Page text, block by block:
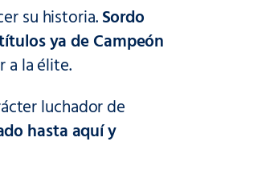
su historia.Sordo
ya de Campeón
a la élite.
luchador de
hasta aquí y